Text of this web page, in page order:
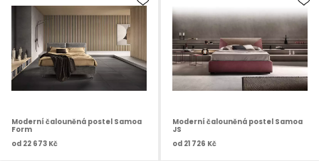
Moderní čalouněná postel Samoa
Form
od 22 673 Kč
Moderní čalouněná postel Samoa
JS
od 21 726 Kč